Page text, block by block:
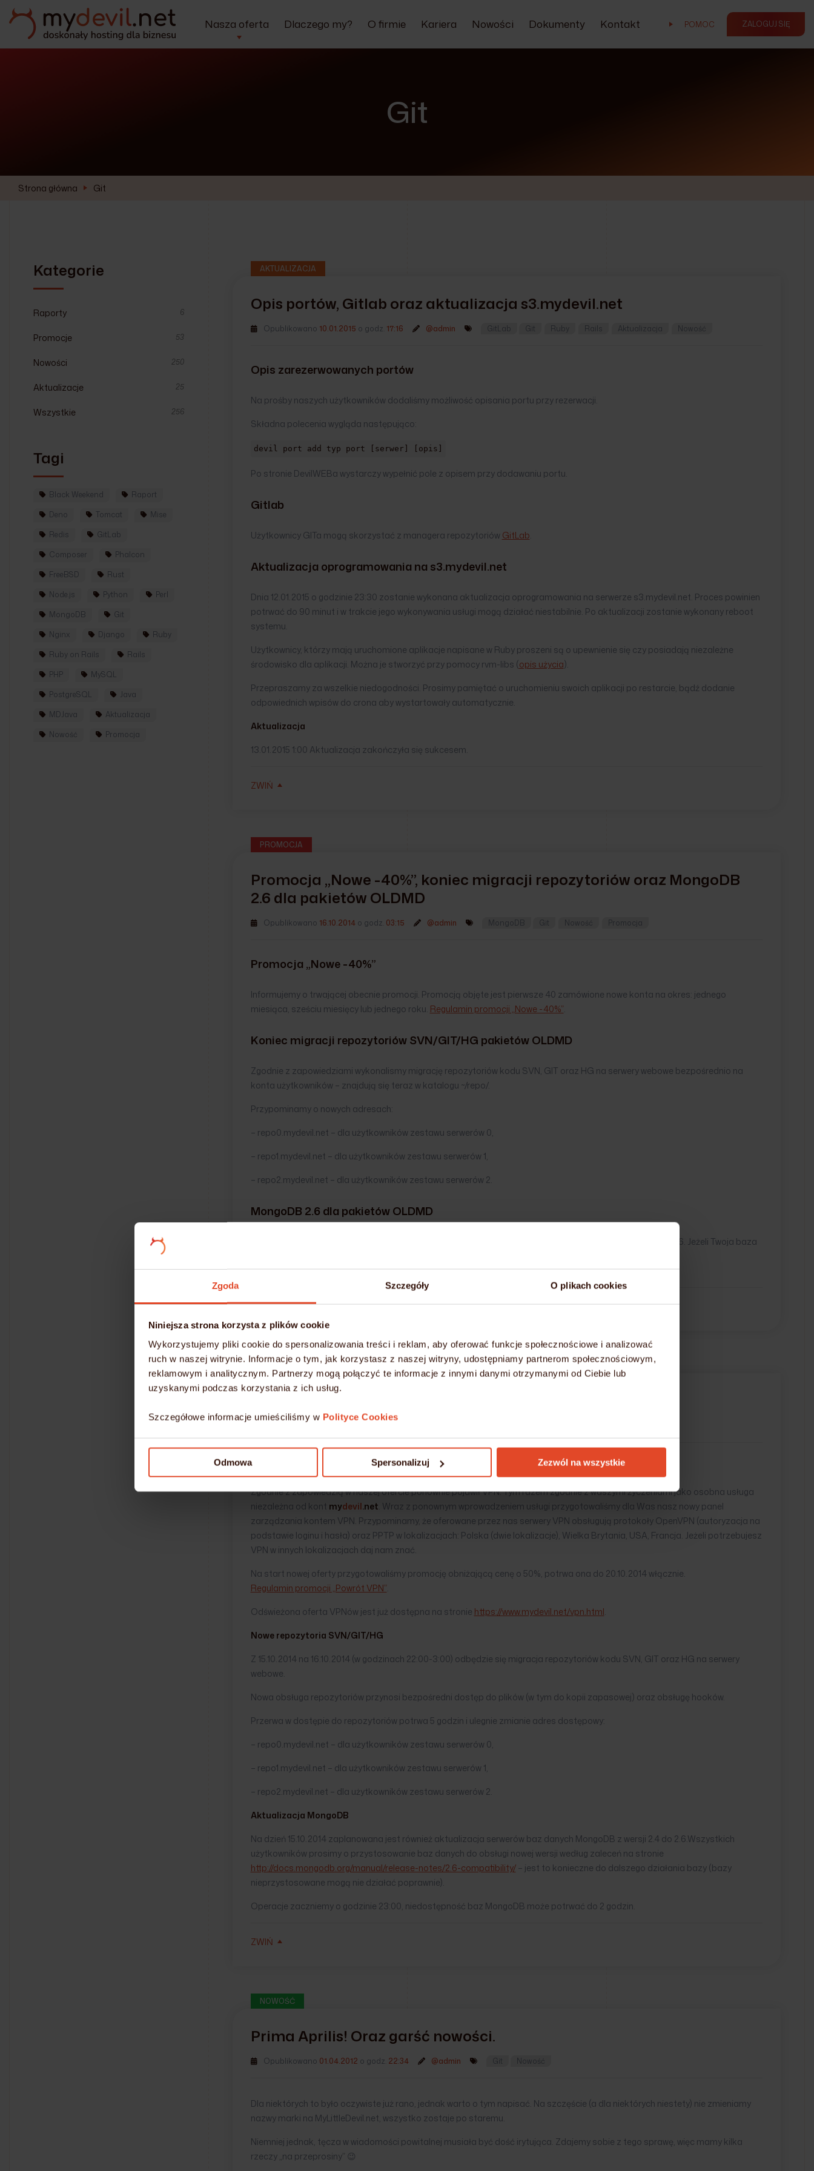
Zgoda Szczegóły O plikach cookies
Niniejsza strona korzysta z plików cookie
Wykorzystujemy pliki cookie do spersonalizowania treści i reklam, aby oferować funkcje społecznościowe i analizować
ruch w naszej witrynie. Informacje o tym, jak korzystasz z naszej witryny, udostępniamy partnerom społecznościowym,
reklamowym i analitycznym. Partnerzy mogą połączyć te informacje z innymi danymi otrzymanymi od Ciebie lub
uzyskanymi podczas korzystania z ich usług.
Szczegółowe informacje umieściliśmy w Polityce Cookies
Odmowa Spersonalizuj Zezwól na wszystkie
Nasza oferta Dlaczego my? O firmie Kariera Nowości Dokumenty Kontakt POMOC ZALOGUJ SIĘ
Git
Strona główna Git
AKTUALIZACJA
Opis portów, Gitlab oraz aktualizacja s3.mydevil.net
Opublikowano 10.01.2015 o godz. 17:16 @admin GitLab Git Ruby Rails Aktualizacja Nowość
Opis zarezerwowanych portów
Na prośby naszych użytkowników dodaliśmy możliwość opisania portu przy rezerwacji.
Składna polecenia wygląda następująco:
devil port add typ port [serwer] [opis]
Po stronie DevilWEBa wystarczy wypełnić pole z opisem przy dodawaniu portu.
Gitlab
Użytkownicy GITa mogą skorzystać z managera repozytoriów GitLab
Aktualizacja oprogramowania na s3.mydevil.net
Dnia 12.01.2015 o godzinie 23:30 zostanie wykonana aktualizacja oprogramowania na serwerze s3.mydevil.net. Proces powinien
potrwać do 90 minut i w trakcie jego wykonywania usługi mogą działać niestabilnie. Po aktualizacji zostanie wykonany reboot
systemu.
Użytkownicy, którzy mają uruchomione aplikacje napisane w Ruby proszeni są o upewnienie się czy posiadają niezależne
środowisko dla aplikacji. Można je stworzyć przy pomocy rvm-libs (opis użycia).
Przepraszamy za wszelkie niedogodności. Prosimy pamiętać o uruchomieniu swoich aplikacji po restarcie, bądź dodanie
odpowiednich wpisów do crona aby wystartowały automatycznie.
Aktualizacja
13.01.2015 1:00 Aktualizacja zakończyła się sukcesem.
ZWIŃ
PROMOCJA
Promocja „Nowe -40%”, koniec migracji repozytoriów oraz MongoDB
2.6 dla pakietów OLDMD
Opublikowano 16.10.2014o godz. 03:15 @admin MongoDB Git Nowość Promocja
Promocja „Nowe -40%”
Informujemy o trwającej obecnie promocji. Promocją objęte jest pierwsze 40 zamówione nowe konta na okres: jednego
miesiąca, sześciu miesięcy lub jednego roku. Regulamin promocji „Nowe -40%”
Koniec migracji repozytoriówSVN/GIT/HG pakietów OLDMD
Zgodnie z zapowiedziami wykonalismy migrację repozytoriów kodu SVN, GIT oraz HG na serwery webowe bezpośrednio na
konta użytkowników – znajdują się teraz w katalogu ~/repo/.
Przypominamy o nowych adresach:
– repo0.mydevil.net – dla użytkowników zestawu serwerów 0,
– repo1.mydevil.net – dla użytkowników zestawu serwerów 1,
– repo2.mydevil.net – dla użytkowników zestawu serwerów 2.
MongoDB 2.6 dla pakietów OLDMD
Została wykonana zgodnie z zapowiedziami aktualizacja serwerów baz danych MongoDB z wersji 2.4 do 2.6. Jeżeli Twoja baza
http://docs.mongodb.org/manual/release-notes/2.6-compatibility/.
ZWIŃ
AKTUALIZACJA
VPN, nowe repozytoria oraz aktualizacja MongoDB
Opublikowano 02.10.2014
Powrót VPN do oferty devil.net, promocja -50%
Zgodnie z zapowiedzią w naszej ofercie ponownie pojawił VPN. Tym razem zgodnie z waszymi życzeniami jako osobna usługa
niezależna od kont mydevil .net . Wraz z ponownym wprowadzeniem usługi przygotowaliśmy dla Was nasz nowy panel
zarządzania kontem VPN. Przypominamy, że oferowane przez nas serwery VPN obsługują protokoły OpenVPN (autoryzacja na
podstawie loginu i hasła) oraz PPTP w lokalizacjach: Polska (dwie lokalizacje), Wielka Brytania, USA, Francja. Jeżeli potrzebujesz
VPN w innych lokalizacjach daj nam znać.
Na start nowej oferty przygotowaliśmy promocję obniżającą cenę o 50%, potrwa ona do 20.10.2014 włącznie.
Regulamin promocji „Powrót VPN”
Odświeżona oferta VPNów jest już dostępna na stronie https://www.mydevil.net/vpn.html
Nowe repozytoria SVN/GIT/HG
Z 15.10.2014 na 16.10.2014 (w godzinach 22:00-3:00) odbędzie się migracja repozytoriów kodu SVN, GIT oraz HG na serwery
webowe.
Nowa obsługa repozytoriów przynosi bezpośredni dostęp do plików (w tym do kopii zapasowej) oraz obsługę hooków.
Przerwa w dostępie do repozytoriów potrwa 5 godzin i ulegnie zmianie adres dostępowy:
– repo0.mydevil.net – dla użytkowników zestawu serwerów 0,
– repo1.mydevil.net – dla użytkowników zestawu serwerów 1,
– repo2.mydevil.net – dla użytkowników zestawu serwerów 2.
Aktualizacja MongoDB
Na dzień 15.10.2014 zaplanowana jest również aktualizacja serwerów baz danych MongoDB z wersji 2.4 do 2.6.Wszystkich
użytkowników prosimy o przystosowanie baz danych do obsługi nowej wersji według zaleceń na stronie
http://docs.mongodb.org/manual/release-notes/2.6-compatibility/– jest to konieczne do dalszego działania bazy (bazy
nieprzystosowane mogą nie działać poprawnie).
Operacje zaczniemy o godzinie 23:00, niedostępność baz MongoDB może potrwać do 2 godzin.
ZWIŃ
NOWOŚĆ
Prima Aprilis! Oraz garść nowości.
Opublikowano 01.04.2012 o godz. 22:34 @admin Git Nowość
Dla niektórych to było oczywiste już rano, jednak warto o tym napisać. Na szczęście (a dla niektórych niestety) nie zmieniamy
nazwy marki na MyLittleDevil.net, wszystko zostaje po staremu.
Niemniej jednak, tęcza w wiadomości powitalnej musiała być dość irytująca. Zdajemy sobie z tego sprawę, więc mamy kilka
rzeczy „na przeprosiny” 😉
Kategorie
Raporty 6
Promocje 53
Nowości 250
Aktualizacje 25
Wszystkie 256
Tagi
Black Weekend
Raport
Deno
Tomcat
Mise
Redis
GitLab
Composer
Phalcon
FreeBSD
Rust
Node.js
Python
Perl
MongoDB
Git
Nginx
Django
Ruby
Ruby on Rails
Rails
PHP
MySQL
PostgreSQL
Java
MDJava
Aktualizacja
Nowość
Promocja